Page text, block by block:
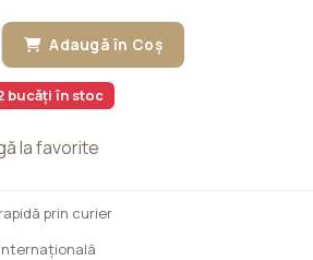
Adaugă în Coș
bucăți în stoc
la favorite
prin curier